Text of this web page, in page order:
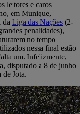
leitores e caros
em Munique,
da Liga das Nações (2-
penalidades),
no tempo
nessa final estão
um. Infelizmente,
disputado a 8 de junho
de Jota.